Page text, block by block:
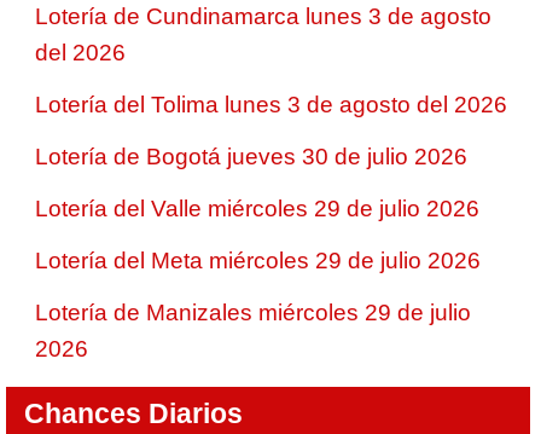
Lotería de Cundinamarca lunes 3 de agosto
del 2026
Lotería del Tolima lunes 3 de agosto del 2026
Lotería de Bogotá jueves 30 de julio 2026
Lotería del Valle miércoles 29 de julio 2026
Lotería del Meta miércoles 29 de julio 2026
Lotería de Manizales miércoles 29 de julio
2026
Chances Diarios